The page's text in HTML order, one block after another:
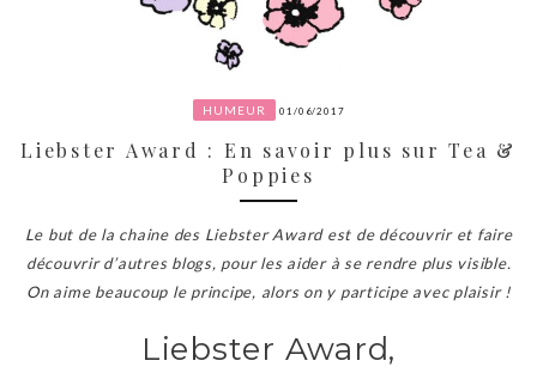
HUMEUR 01/06/2017
Liebster Award : En savoir plus sur Tea &
Poppies
Le but de la chaine des Liebster Award est de découvrir et faire
découvrir d’autres blogs, pour les aider à se rendre plus visible.
On aime beaucoup le principe, alors on y participe avec plaisir !
Liebster Award,